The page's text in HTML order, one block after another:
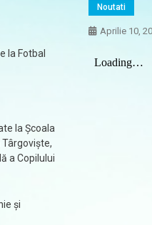
Noutati
Aprilie 10,
la Fotbal
la Școala
a Copilului
și